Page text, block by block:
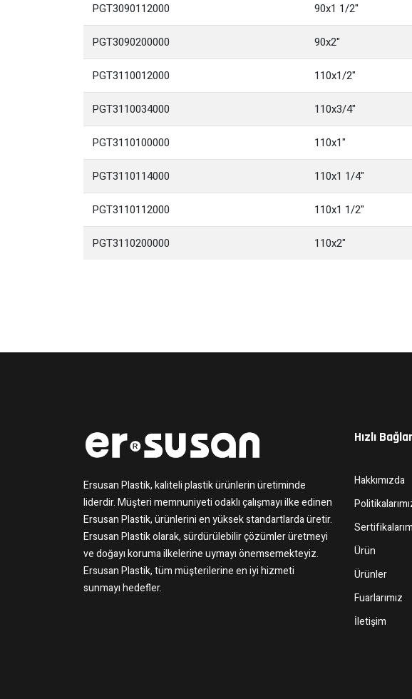
PGT3090112000 90x1 1/2"
PGT3090200000 90x2"
PGT3110012000 110x1/2"
PGT3110034000 110x3/4"
PGT3110100000 110x1"
PGT3110114000 110x1 1/4"
PGT3110112000 110x1 1/2"
PGT3110200000 110x2"
Ersusan Plastik, kaliteli plastik ürünlerin üretiminde
liderdir. Müşteri memnuniyeti odaklı çalışmayı ilke edinen
Ersusan Plastik, ürünlerini en yüksek standartlarda üretir.
Ersusan Plastik olarak, sürdürülebilir çözümler üretmeyi
ve doğayı koruma ilkelerine uymayı önemsemekteyiz.
Ersusan Plastik, tüm müşterilerine en iyi hizmeti
sunmayı hedefler.
Hızlı
Hakkımızda
Ürün
Ürünler
Fuarlarımız
İletişim